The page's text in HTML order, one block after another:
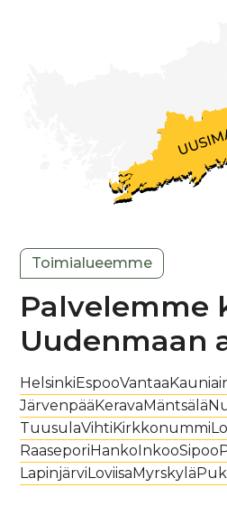
Toimialueemme
Palvelemme
Uudenmaan
HelsinkiEspooVantaa
JärvenpääKeravaMäntsälä
TuusulaVihtiKirkkonummi
RaaseporiHankoInkooSipoo
LapinjärviLoviisaMyrskylä